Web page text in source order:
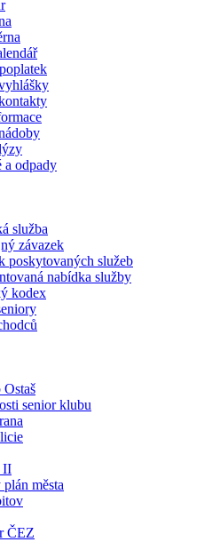
a odpady
služba
závazek
poskytovaných služeb
nabídka služby
kodex
senior klubu
II
města
ČEZ